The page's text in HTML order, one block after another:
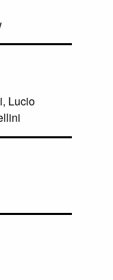
Lucio